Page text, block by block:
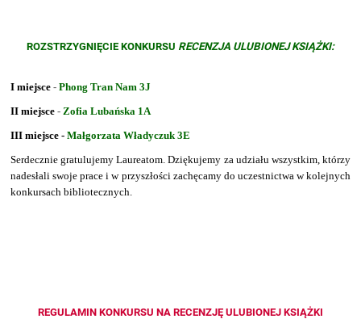
ROZSTRZYGNIĘCIE KONKURSU RECENZJA ULUBIONEJ KSIĄŻKI:
I miejsce- Phong Tran Nam 3J
II miejsce- Zofia Lubańska 1A
III miejsce -Małgorzata Władyczuk 3E
Serdecznie gratulujemy Laureatom. Dziękujemy za udziału wszystkim, którzy
nadesłali swoje prace i w przyszłości zachęcamy do uczestnictwa w kolejnych
konkursach bibliotecznych.
REGULAMIN KONKURSU NA RECENZJĘ ULUBIONEJ KSIĄŻKI